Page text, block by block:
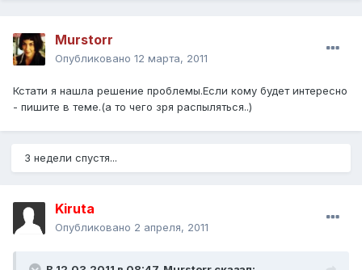
Murstorr
Опубликовано 12 марта, 2011
Кстати я нашла решение проблемы.Если кому будет интересно
- пишите в теме.(а то чего зря распыляться..)
3 недели спустя...
Kiruta
Опубликовано 2 апреля, 2011